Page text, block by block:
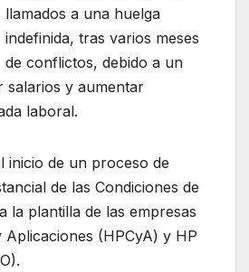
llamados a una huelga
indefinida, tras varios meses
de conflictos, debido a un
salarios y aumentar
laboral.
inicio de un proceso de
de las Condiciones de
la plantilla de las empresas
Aplicaciones (HPCyA) y HP